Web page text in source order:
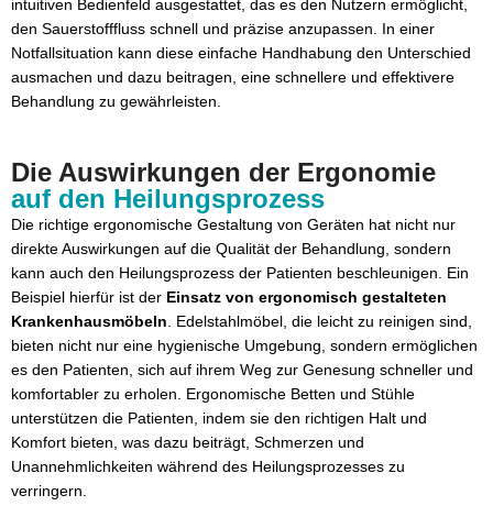
intuitiven Bedienfeld ausgestattet, das es den Nutzern ermöglicht,
den Sauerstofffluss schnell und präzise anzupassen. In einer
Notfallsituation kann diese einfache Handhabung den Unterschied
ausmachen und dazu beitragen, eine schnellere und effektivere
Behandlung zu gewährleisten.
Die Auswirkungen der Ergonomie
auf den Heilungsprozess
Die richtige ergonomische Gestaltung von Geräten hat nicht nur
direkte Auswirkungen auf die Qualität der Behandlung, sondern
kann auch den Heilungsprozess der Patienten beschleunigen. Ein
Beispiel hierfür ist der Einsatz von ergonomisch gestalteten
Krankenhausmöbeln . Edelstahlmöbel, die leicht zu reinigen sind,
bieten nicht nur eine hygienische Umgebung, sondern ermöglichen
es den Patienten, sich auf ihrem Weg zur Genesung schneller und
komfortabler zu erholen. Ergonomische Betten und Stühle
unterstützen die Patienten, indem sie den richtigen Halt und
Komfort bieten, was dazu beiträgt, Schmerzen und
Unannehmlichkeiten während des Heilungsprozesses zu
verringern.